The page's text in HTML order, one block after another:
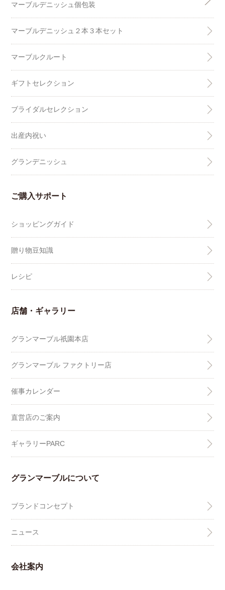
マーブルデニッシュ個包装
マーブルデニッシュ２本３本セット
マーブルクルート
ギフトセレクション
ブライダルセレクション
出産内祝い
グランデニッシュ
ご購入サポート
ショッピングガイド
贈り物豆知識
レシピ
店舗・ギャラリー
グランマーブル祇園本店
グランマーブル ファクトリー店
催事カレンダー
直営店のご案内
ギャラリーPARC
グランマーブルについて
ブランドコンセプト
ニュース
会社案内